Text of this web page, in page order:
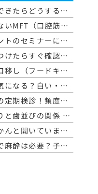
子どもの口内炎ができたらどうする？原因・治し方・受診の目安を歯科医院が解説
小児矯正に欠かせないMFT（口腔筋機能療法）とは？歯並びとの関係やトレーニング方法を解説
ショートインプラントのセミナーに参加しました
子どもの前歯をぶつけたらすぐ確認！歯が欠けた・グラグラ・抜けたときの対応方法
親からの食べ物の口移し（フードキス）は本当に危険？子どもの虫歯予防の正しい知識
子どもの歯の色が気になる？白い・黄色い・茶色い原因と対処法をわかりやすく解説
歯科医院で子どもの定期検診！頻度や費用、検査内容を詳しく解説
子どもの指しゃぶりと歯並びの関係 〜見過ごさないために知っておきたい影響と対策〜
お子さん、口がぽかんと開いていませんか？ 〜口呼吸と歯並びの深い関係、そして見逃したくないサイン〜
子どもの歯科治療で麻酔は必要？子どもの治療で知っておきたいポイント